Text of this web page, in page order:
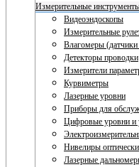
Измерительные
Видеоэндоскопы
Измерительные
Влагомеры
Детекторы проводки
Измерители
Курвиметры
Лазерные уровни
Приборы для
Цифровые уровни и
Нивелиры
Лазерные